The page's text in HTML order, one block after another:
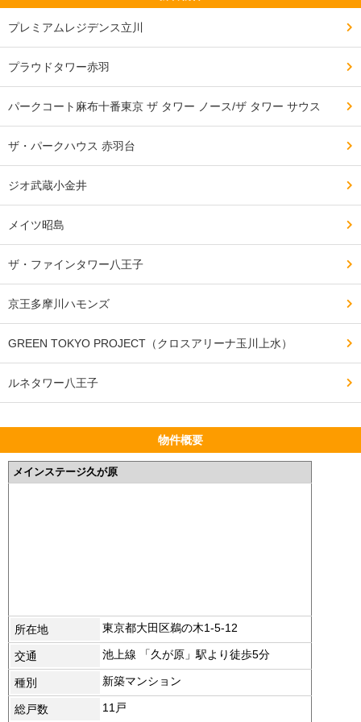
プレミアムレジデンス立川
プラウドタワー赤羽
パークコート麻布十番東京 ザ タワー ノース/ザ タワー サウス
ザ・パークハウス 赤羽台
ジオ武蔵小金井
メイツ昭島
ザ・ファインタワー八王子
京王多摩川ハモンズ
GREEN TOKYO PROJECT（クロスアリーナ玉川上水）
ルネタワー八王子
物件概要
メインステージ久が原
所在地 東京都大田区鵜の木1-5-12
交通 池上線 「久が原」駅より徒歩5分
種別 新築マンション
総戸数 11戸